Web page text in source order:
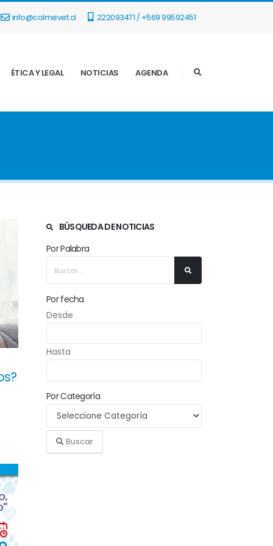
info@colmevet.cl 222093471 / +569 99592451
ÉTICA Y LEGAL NOTICIAS AGENDA
BÚSQUEDA DE NOTICIAS
Por Palabra
Por fecha
Desde
Hasta
Por Categoría
Buscar